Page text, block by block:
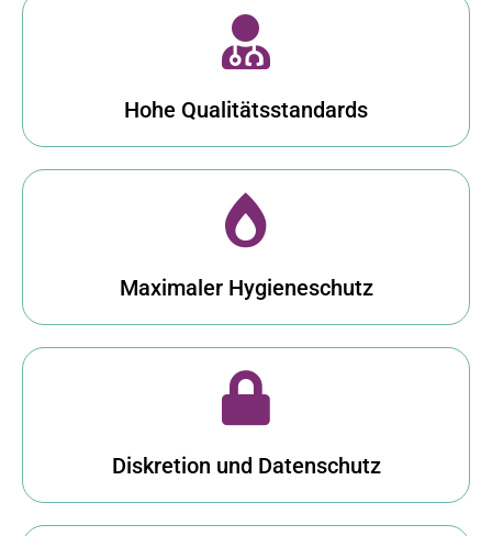
Hohe Qualitätsstandards
Maximaler Hygieneschutz
Diskretion und Datenschutz